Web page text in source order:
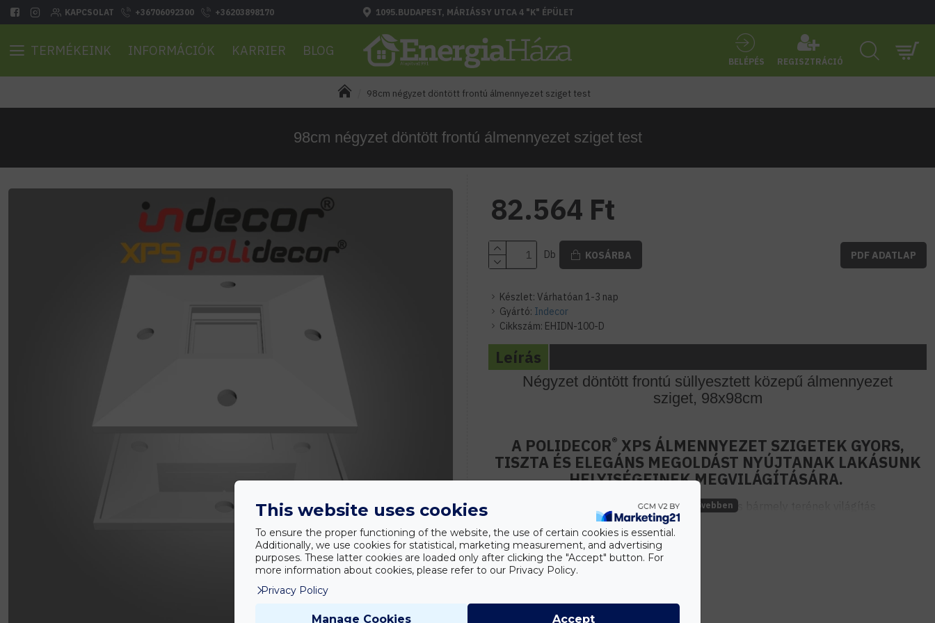
KAPCSOLAT +36706092300 +36203898170 1095.BUDAPEST, MÁRIÁSSY UTCA 4 "K" ÉPÜLET
TERMÉKEINK INFORMÁCIÓK KARRIER BLOG
BELÉPÉS REGISZTRÁCIÓ
98cm négyzet döntött frontú álmennyezet sziget test
98cm négyzet döntött frontú álmennyezet sziget test
Készlet: Várhatóan 1-3 nap
Gyártó: Indecor
Cikkszám: EHIDN-100-D
82.564 Ft
Db KOSÁRBA PDF ADATLAP
Leírás
Négyzet döntött frontú süllyesztett közepű álmennyezet
sziget, 98x98cm
A POLIDECOR® XPS ÁLMENNYEZET SZIGETEK GYORS,
TISZTA ÉS ELEGÁNS MEGOLDÁST NYÚJTANAK LAKÁSUNK
HELYISÉGEINEK MEGVILÁGÍTÁSÁRA.
Ez az álmennyezet sziget ideális választás a lakás bármely terének világítás
megoldásához akár hangulat világítással az álmennyezet sziget peremén körbe futó
LED szalag rejtett világítás kialakítás lehetőségének köszönhetően.
Ide ajánljuk:
megfelelő fővilágítást biztosít. A döntött frontnak köszönhetően szélesebb sugárzási
This website uses cookies
To ensure the proper functioning of the website, the use of certain cookies is essential.
Additionally, we use cookies for statistical, marketing measurement, and advertising
purposes. These latter cookies are loaded only after clicking the "Accept" button. For
more information about cookies, please refer to our Privacy Policy.
Privacy Policy
Manage Cookies Accept